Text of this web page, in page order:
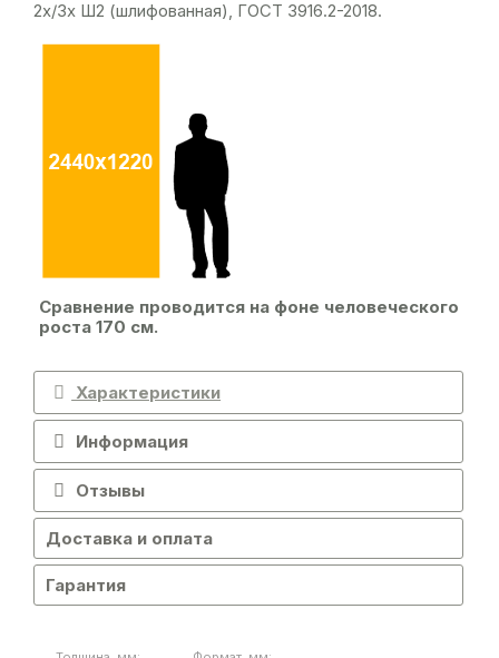
2х/3х Ш2 (шлифованная), ГОСТ 3916.2-2018.
Сравнение проводится на фоне человеческого
роста 170 см.
Характеристики
Информация
Отзывы
Доставка и оплата
Гарантия